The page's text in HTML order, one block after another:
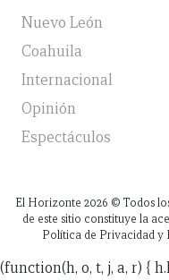
Nuevo León
Coahuila
Internacional
Opinión
Espectáculos
El Horizonte 2026 © Todos
de este sitio constituye la
Política de Privacidad y
(function(h, o, t, j, a, r) {